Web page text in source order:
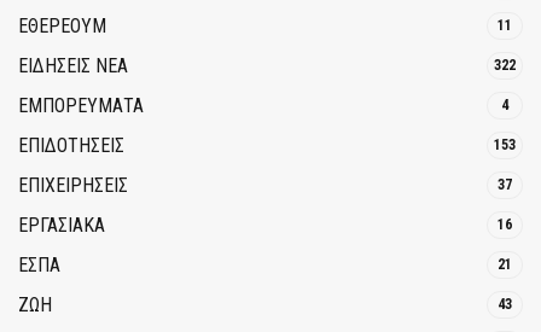
ΕΘΈΡΕΟΥΜ 11
ΕΙΔΗΣΕΙΣ ΝΕΑ 322
ΕΜΠΟΡΕΥΜΑΤΑ 4
ΕΠΙΔΟΤΗΣΕΙΣ 153
ΕΠΙΧΕΙΡΗΣΕΙΣ 37
ΕΡΓΑΣΙΑΚΑ 16
ΕΣΠΑ 21
ΖΩΗ 43